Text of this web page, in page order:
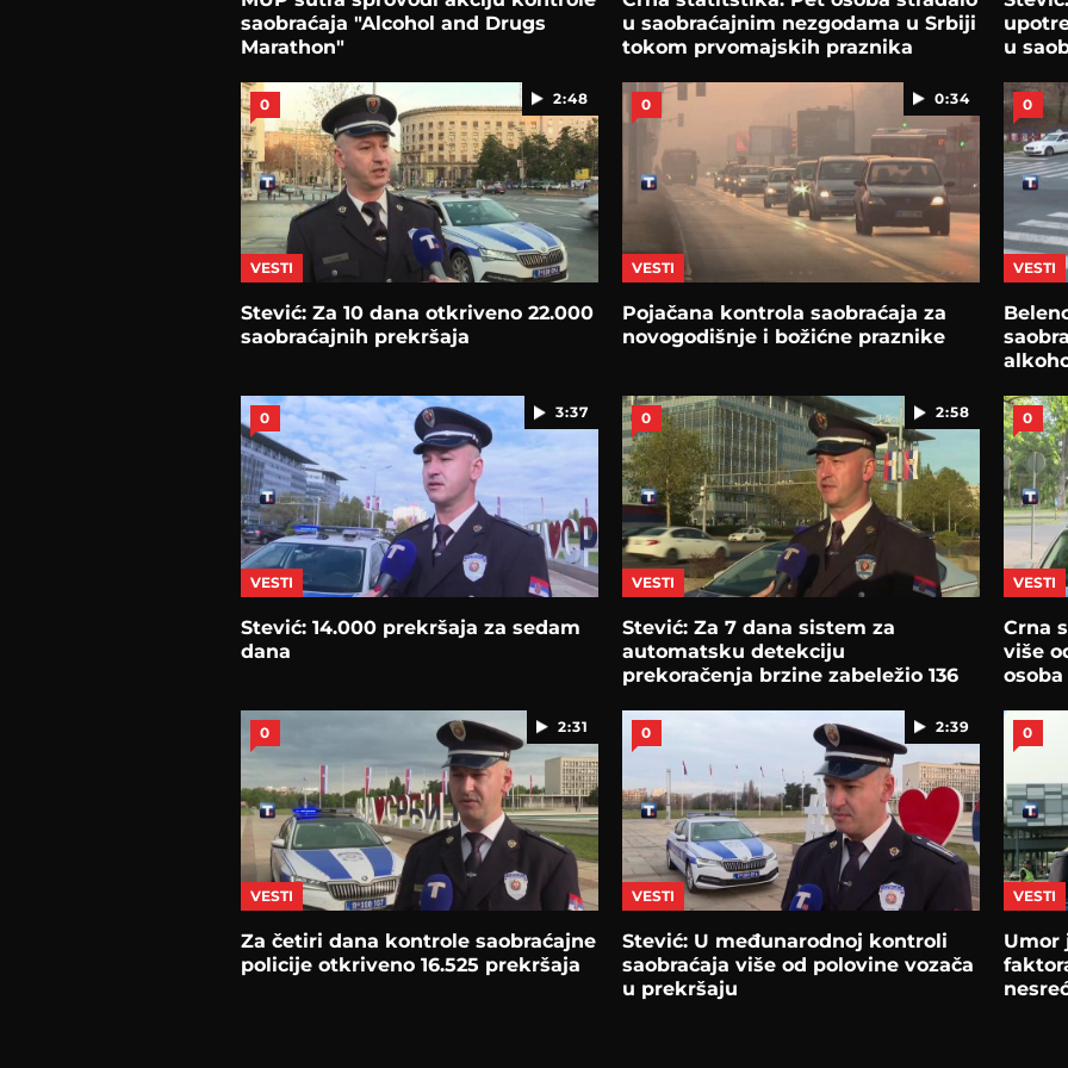
saobraćaja "Alcohol and Drugs
Marathon"
u saobraćajnim nezgodama u Srbiji
tokom prvomajskih praznika
u
2:48
0
VESTI
Stević: Za 10 dana otkriveno 22.000
saobraćajnih prekršaja
0:34
0
VESTI
Pojačana kontrola saobraćaja za
novogodišnje i božićne praznike
0
VESTI
3:37
0
VESTI
Stević: 14.000 prekršaja za sedam
dana
2:58
0
VESTI
Stević: Za 7 dana sistem za
automatsku detekciju
prekoračenja brzine zabeležio 136
0
VESTI
Crna
više
osoba
2:31
0
VESTI
Za četiri dana kontrole saobraćajne
policije otkriveno 16.525 prekršaja
2:39
0
VESTI
Stević: U međunarodnoj kontroli
saobraćaja više od polovine vozača
u prekršaju
0
VESTI
Umor